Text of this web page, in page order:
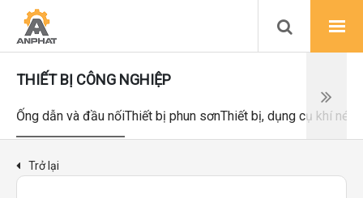
THIẾT BỊ CÔNG NGHIỆP
Ống dẫn và đầu nốiThiết bị phun sơnThiết bị, dụng cụ khí nén
Trở lại